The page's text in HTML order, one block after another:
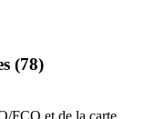
(78)
FCO et de la carte